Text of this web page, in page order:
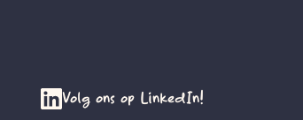
Volg ons op LinkedIn!